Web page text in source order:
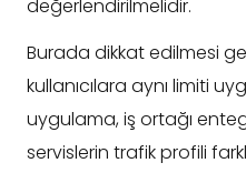
değerlendirilmelidir.
Burada dikkat edilmesi
kullanıcılara aynı limiti
uygulama, iş ortağı
servislerin trafik profili